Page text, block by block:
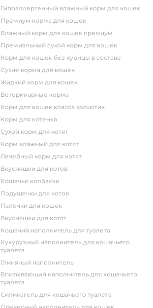
гипоаллергенный влажный корм для кошек
премиум корма для кошек
влажный корм для кошек премиум
премиальный сухой корм для кошек
корм для кошек без курицы в составе
сухие корма для кошек
жидкий корм для кошек
ветеринарные корма
корм для кошек класса холистик
корм для котенка
сухой корм для котят
корм влажный для котят
лечебный корм для котят
вкусняшки для котов
кошачьи колбаски
подушечки для котов
палочки для кошек
вкусняшки для котят
кошачий наполнитель для туалета
кукурузный наполнитель для кошачьего
туалета
глиняный наполнитель
впитывающий наполнитель для кошачьего
туалета
силикагель для кошачьего туалета